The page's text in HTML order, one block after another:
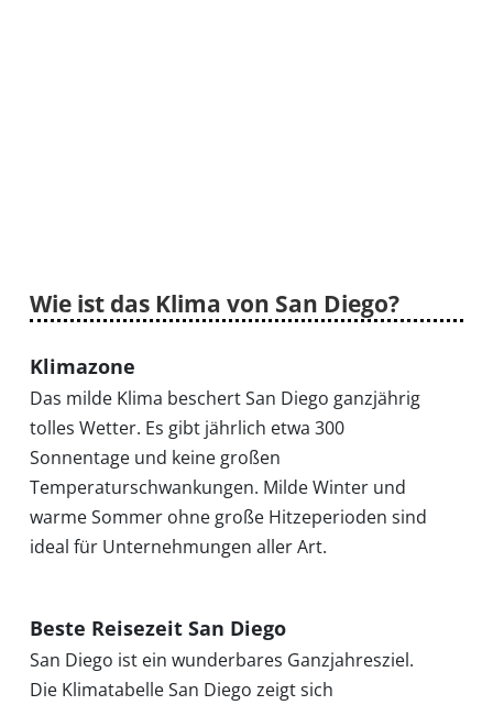
Startseite
Klimatabellen
Beste
Reisezeit
Wie ist das Klima von San Diego?
Klimazone
Das milde Klima beschert San Diego ganzjährig
tolles Wetter. Es gibt jährlich etwa 300
Sonnentage und keine großen
Temperaturschwankungen. Milde Winter und
warme Sommer ohne große Hitzeperioden sind
ideal für Unternehmungen aller Art.
Beste Reisezeit San Diego
San Diego ist ein wunderbares Ganzjahresziel.
Die Klimatabelle San Diego zeigt sich